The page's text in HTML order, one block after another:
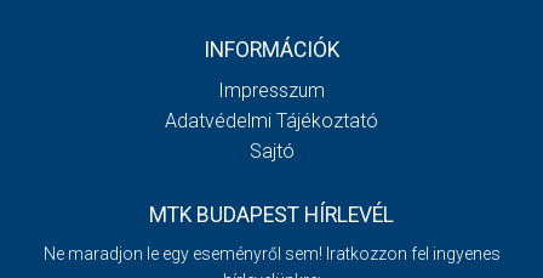
INFORMÁCIÓK
Impresszum
Adatvédelmi Tájékoztató
Sajtó
MTK BUDAPEST HÍRLEVÉL
Ne maradjon le egy eseményről sem! Iratkozzon fel ingyenes